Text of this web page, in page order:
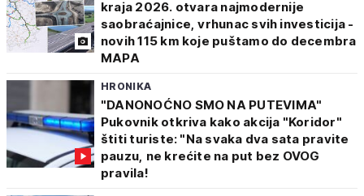
kraja 2026. otvara najmodernije
saobraćajnice, vrhunac svih investicija -
novih 115 km koje puštamo do decembra
MAPA
HRONIKA
"DANONOĆNO SMO NA PUTEVIMA"
Pukovnik otkriva kako akcija "Koridor"
štiti turiste: "Na svaka dva sata pravite
pauzu, ne krećite na put bez OVOG
pravila!